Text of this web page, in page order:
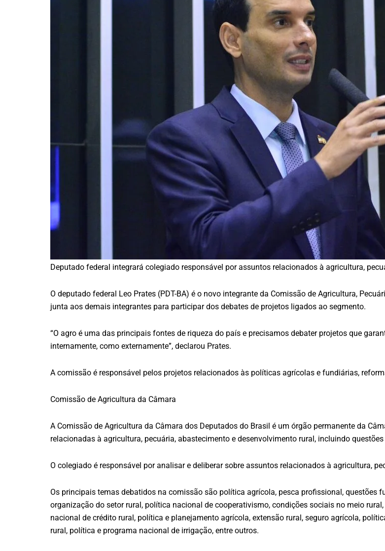
Deputado federal integrará colegiado responsável por assuntos relacionados à agricultura,
O deputado federal Leo Prates (PDT-BA) é o novo integrante da Comissão de Agricultura,
junta aos demais integrantes para participar dos debates de projetos ligados ao segmento.
“O agro é uma das principais fontes de riqueza do país e precisamos debater projetos que
internamente, como externamente”, declarou Prates.
A comissão é responsável pelos projetos relacionados às políticas agrícolas e fundiárias,
Comissão de Agricultura da Câmara
A Comissão de Agricultura da Câmara dos Deputados do Brasil é um órgão permanente da
relacionadas à agricultura, pecuária, abastecimento e desenvolvimento rural, incluindo
O colegiado é responsável por analisar e deliberar sobre assuntos relacionados à agricultura,
Os principais temas debatidos na comissão são política agrícola, pesca profissional, questões
organização do setor rural, política nacional de cooperativismo, condições sociais no meio
nacional de crédito rural, política e planejamento agrícola, extensão rural, seguro agrícola,
rural, política e programa nacional de irrigação, entre outros.